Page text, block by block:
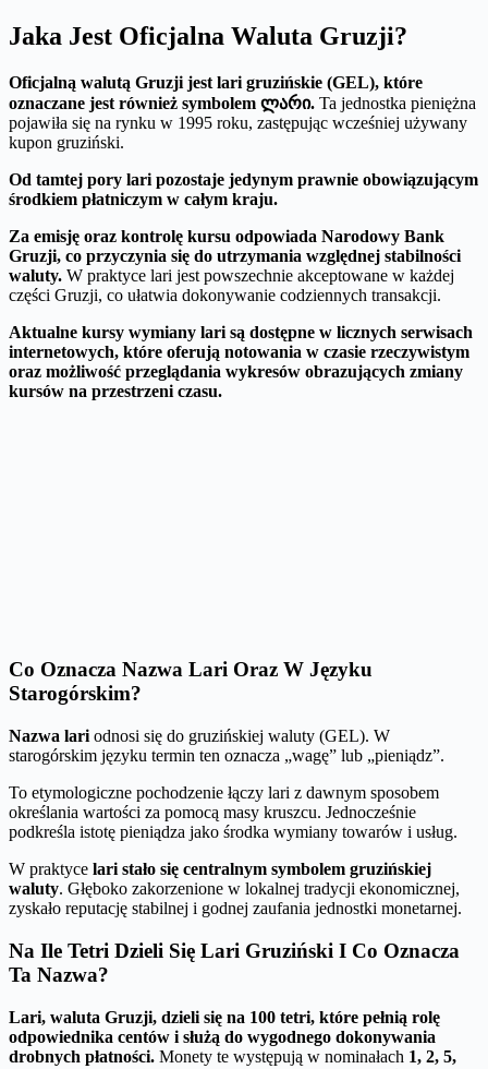
Jaka Jest Oficjalna Waluta Gruzji?
Oficjalną walutą Gruzji jest lari gruzińskie (GEL), które
oznaczane jest również symbolem ლარი. Ta jednostka pieniężna
pojawiła się na rynku w 1995 roku, zastępując wcześniej używany
kupon gruziński.
Od tamtej pory lari pozostaje jedynym prawnie obowiązującym
środkiem płatniczym w całym kraju.
Za emisję oraz kontrolę kursu odpowiada Narodowy Bank
Gruzji, co przyczynia się do utrzymania względnej stabilności
waluty. W praktyce lari jest powszechnie akceptowane w każdej
części Gruzji, co ułatwia dokonywanie codziennych transakcji.
Aktualne kursy wymiany lari są dostępne w licznych serwisach
internetowych, które oferują notowania w czasie rzeczywistym
oraz możliwość przeglądania wykresów obrazujących zmiany
kursów na przestrzeni czasu.
Co Oznacza Nazwa Lari Oraz W Języku
Starogórskim?
Nazwa lari odnosi się do gruzińskiej waluty (GEL). W
starogórskim języku termin ten oznacza „wagę” lub „pieniądz”.
To etymologiczne pochodzenie łączy lari z dawnym sposobem
określania wartości za pomocą masy kruszcu. Jednocześnie
podkreśla istotę pieniądza jako środka wymiany towarów i usług.
W praktyce lari stało się centralnym symbolem gruzińskiej
waluty. Głęboko zakorzenione w lokalnej tradycji ekonomicznej,
zyskało reputację stabilnej i godnej zaufania jednostki monetarnej.
Na Ile Tetri Dzieli Się Lari Gruziński I Co Oznacza
Ta Nazwa?
Lari, waluta Gruzji, dzieli się na 100 tetri, które pełnią rolę
odpowiednika centów i służą do wygodnego dokonywania
drobnych płatności. Monety te występują w nominałach 1, 2, 5,